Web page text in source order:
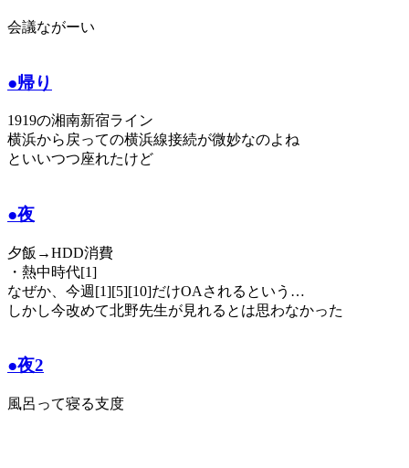
会議ながーい
●帰り
1919の湘南新宿ライン
横浜から戻っての横浜線接続が微妙なのよね
といいつつ座れたけど
●夜
夕飯→HDD消費
・熱中時代[1]
なぜか、今週[1][5][10]だけOAされるという…
しかし今改めて北野先生が見れるとは思わなかった
●夜2
風呂って寝る支度